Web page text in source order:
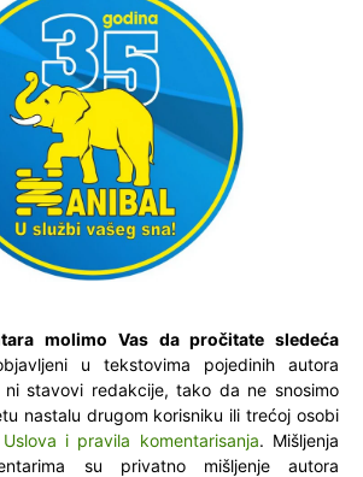
molimo Vas da pročitate sledeća
u tekstovima pojedinih autora
stavovi redakcije, tako da ne snosimo
nastalu drugom korisniku ili trećoj osobi
Uslova i pravila komentarisanja. Mišljenja
su privatno mišljenje autora